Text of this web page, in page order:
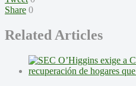
Share 0
Related Articles